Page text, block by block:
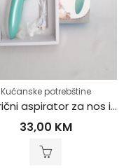
Kućanske potrebštine
Električni aspirator za nos i uši
33,00 KM